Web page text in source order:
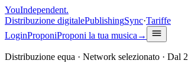
YouIndependent.
Distribuzione digitalePublishingSync·Tariffe
LoginProponiProponi la tua musica →
Distribuzione equa · Network selezionato · Dal